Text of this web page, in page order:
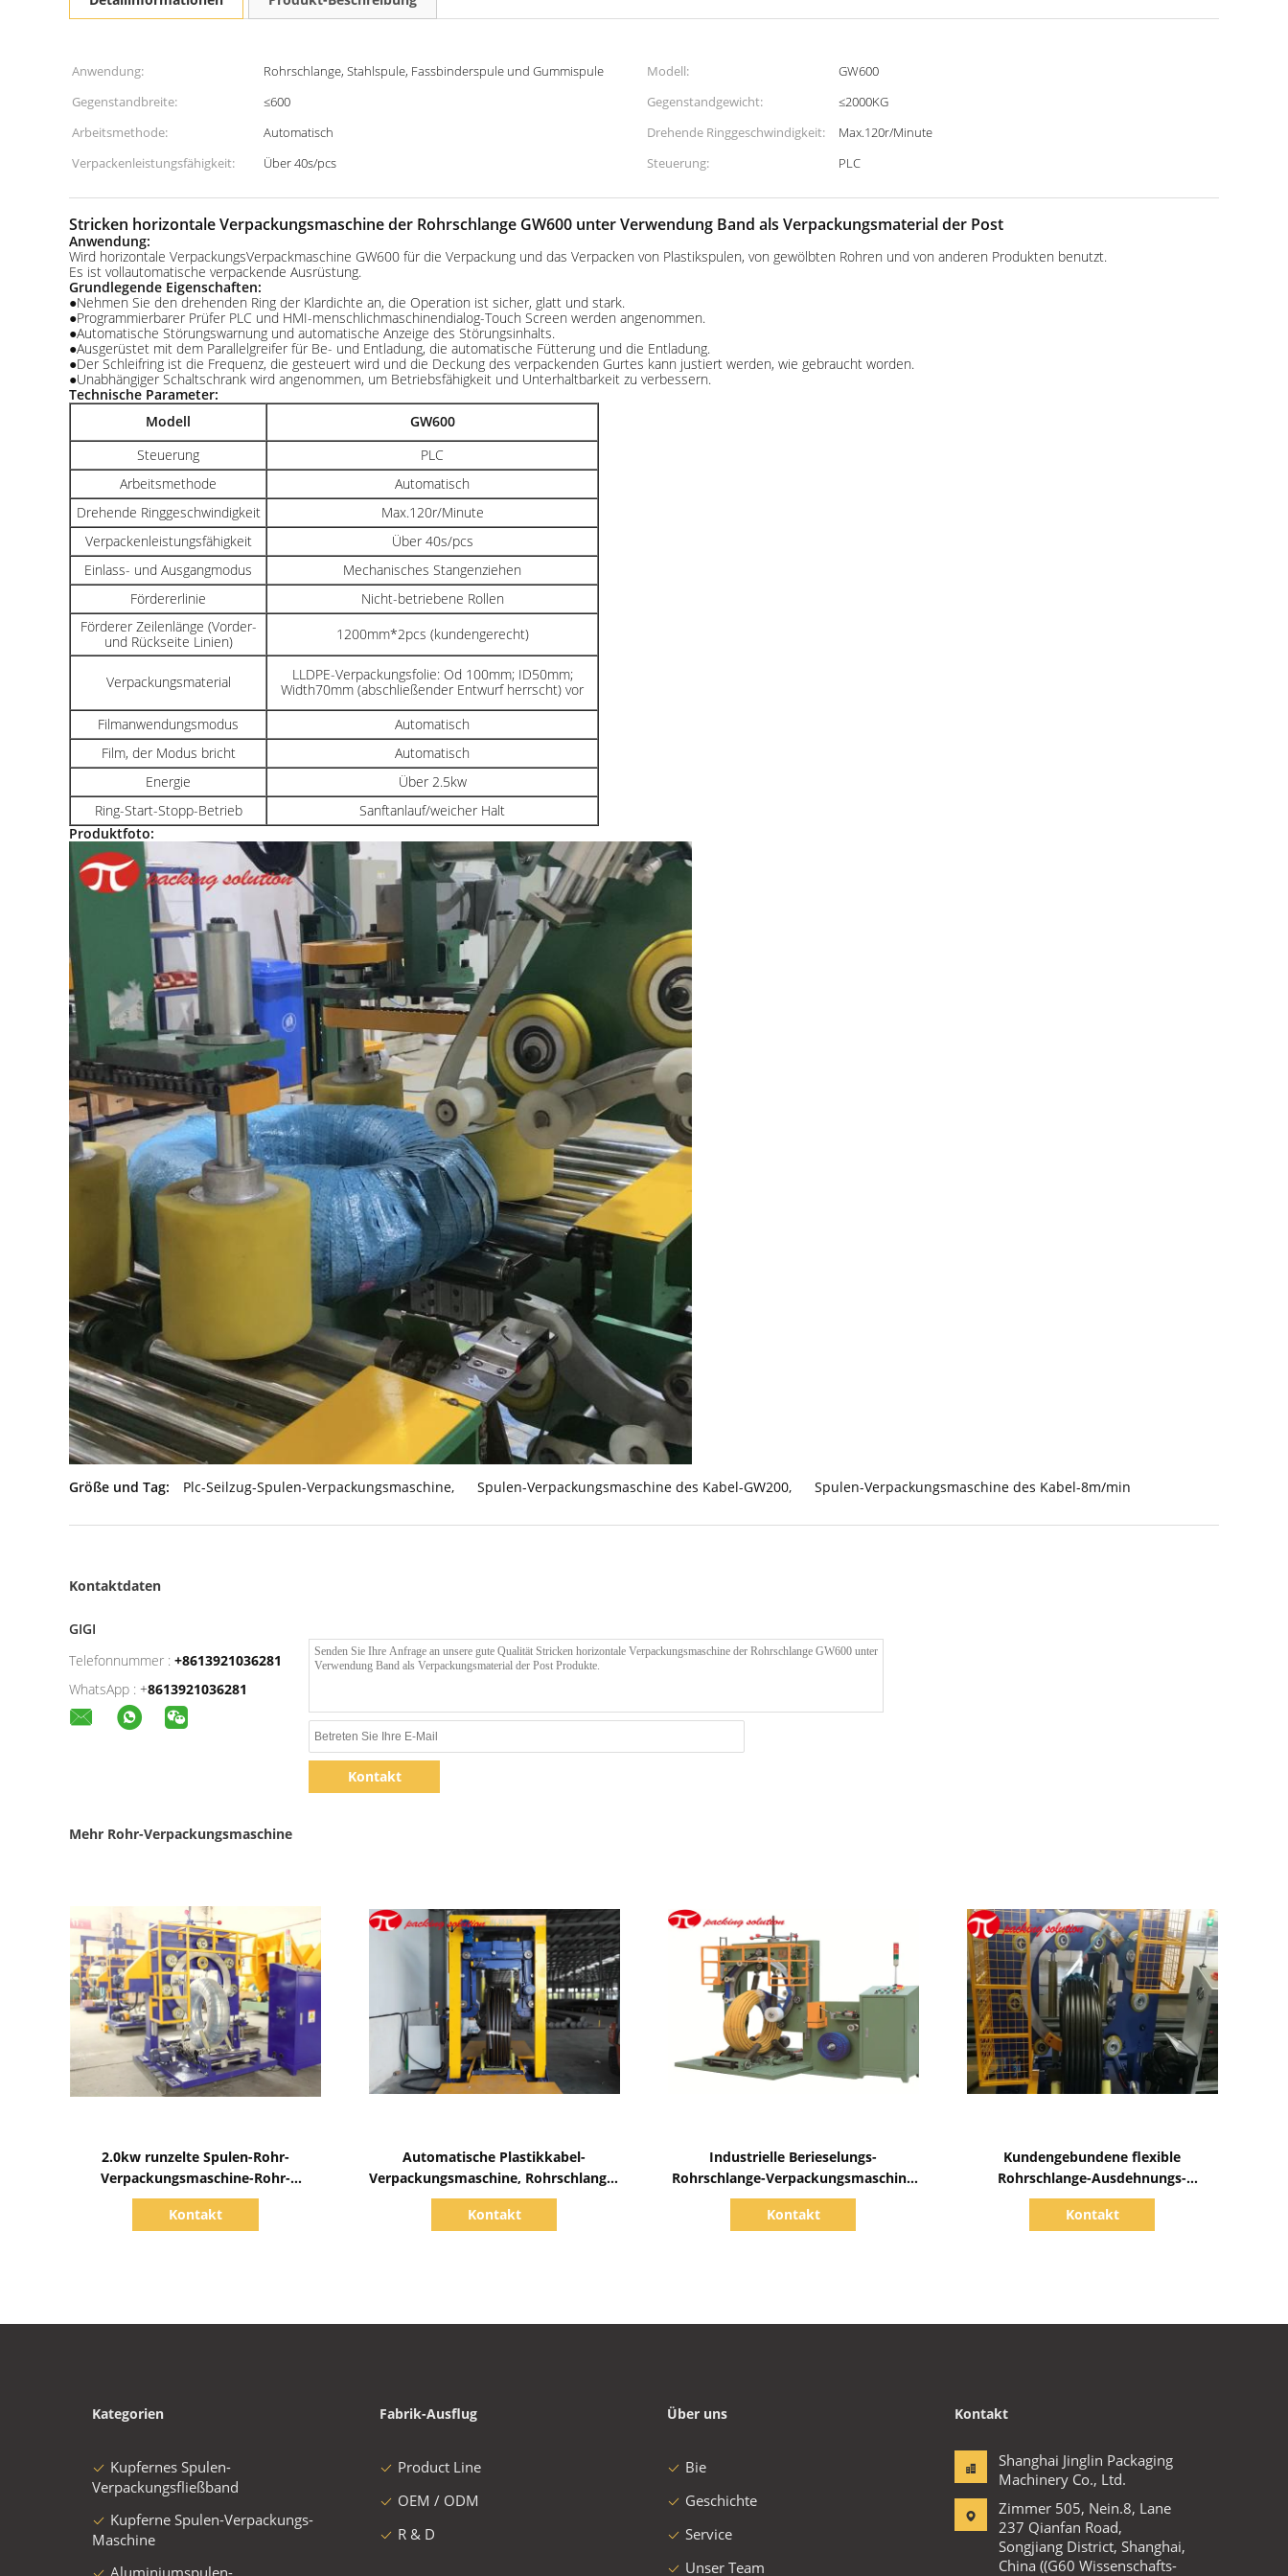
Anwendung: Rohrschlange, Stahlspule, Fassbinderspule und Gummispule Modell:
GW600
Gegenstandbreite:
≤600 Gegenstandgewicht:
≤2000KG
Arbeitsmethode:
Automatisch Drehende Ringgeschwindigkeit:
Max.120r/Minute
Verpackenleistungsfähigkeit:
Über 40s/pcs Steuerung: PLC
Stricken horizontale Verpackungsmaschine der Rohrschlange GW600 unter Verwendung Band als Verpackungsmaterial der Post
Anwendung:
Wird horizontale VerpackungsVerpackmaschine GW600 für die Verpackung und das Verpacken von Plastikspulen, von gewölbten Rohren und von anderen Produkten benutzt.
Es ist vollautomatische verpackende Ausrüstung.
Grundlegende Eigenschaften:
●Nehmen Sie den drehenden Ring der Klardichte an, die Operation ist sicher, glatt und stark.
●Programmierbarer Prüfer PLC und HMI-menschlichmaschinendialog-Touch Screen werden angenommen.
●Automatische Störungswarnung und automatische Anzeige des Störungsinhalts.
●Ausgerüstet mit dem Parallelgreifer für Be- und Entladung, die automatische Fütterung und die Entladung.
●Der Schleifring ist die Frequenz, die gesteuert wird und die Deckung des verpackenden Gurtes kann justiert werden, wie gebraucht worden.
●Unabhängiger Schaltschrank wird angenommen, um Betriebsfähigkeit und Unterhaltbarkeit zu verbessern.
Technische Parameter:
Modell
GW600
Steuerung
PLC
Arbeitsmethode
Automatisch
Drehende Ringgeschwindigkeit
Max.120r/Minute
Verpackenleistungsfähigkeit
Über 40s/pcs
Einlass- und Ausgangmodus
Mechanisches Stangenziehen
Fördererlinie
Nicht-betriebene Rollen
Förderer Zeilenlänge (Vorder-
und Rückseite Linien)
1200mm*2pcs (kundengerecht)
Verpackungsmaterial
LLDPE-Verpackungsfolie: Od 100mm; ID50mm;
Width70mm (abschließender Entwurf herrscht) vor
Filmanwendungsmodus
Automatisch
Film, der Modus bricht
Automatisch
Energie
Über 2.5kw
Ring-Start-Stopp-Betrieb
Sanftanlauf/weicher Halt
Produktfoto:
Größe und Tag: Plc-Seilzug-Spulen-Verpackungsmaschine, Spulen-Verpackungsmaschine des Kabel-GW200, Spulen-Verpackungsmaschine des Kabel-8m/min
Kontaktdaten
GIGI
Telefonnummer : +8613921036281
WhatsApp : +8613921036281
Kontakt
Mehr Rohr-Verpackungsmaschine
2.0kw runzelte Spulen-Rohr-
Verpackungsmaschine-Rohr-
Verpackungs-Maschine
Kontakt
Automatische Plastikkabel-
Verpackungsmaschine, Rohrschlange-
Verpackung 50r/Min 50mm materielle
Identifikation
Kontakt
Industrielle Berieselungs-
Rohrschlange-Verpackungsmaschine
45s/Pcs GS300-N
Kontakt
Kundengebundene flexible
Rohrschlange-Ausdehnungs-
Verpackungs-Maschinen-vertikale
Art, die Spule 100KG trägt
Kontakt
Kategorien
Kupfernes Spulen-
Verpackungsfließband
Kupferne Spulen-Verpackungs-
Maschine
Aluminiumspulen-
Fabrik-Ausflug
Product Line
OEM / ODM
R & D
Über uns
Bie
Geschichte
Service
Unser Team
Kontakt
Shanghai Jinglin Packaging
Machinery Co., Ltd.
Zimmer 505, Nein.8, Lane
237 Qianfan Road,
Songjiang District, Shanghai,
China ((G60 Wissenschafts-